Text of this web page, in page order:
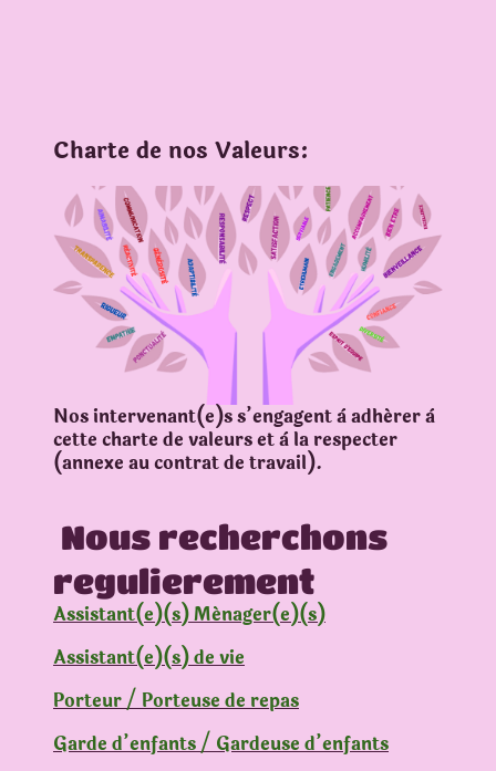
Charte de nos Valeurs:
Nos intervenant(e)s s’engagent à adhérer à
cette charte de valeurs et à la respecter
(annexe au contrat de travail).
Nous recherchons
regulierement
Assistant(e)(s) Ménager(e)(s)
Assistant(e)(s) de vie
Porteur / Porteuse de repas
Garde d’enfants / Gardeuse d’enfants